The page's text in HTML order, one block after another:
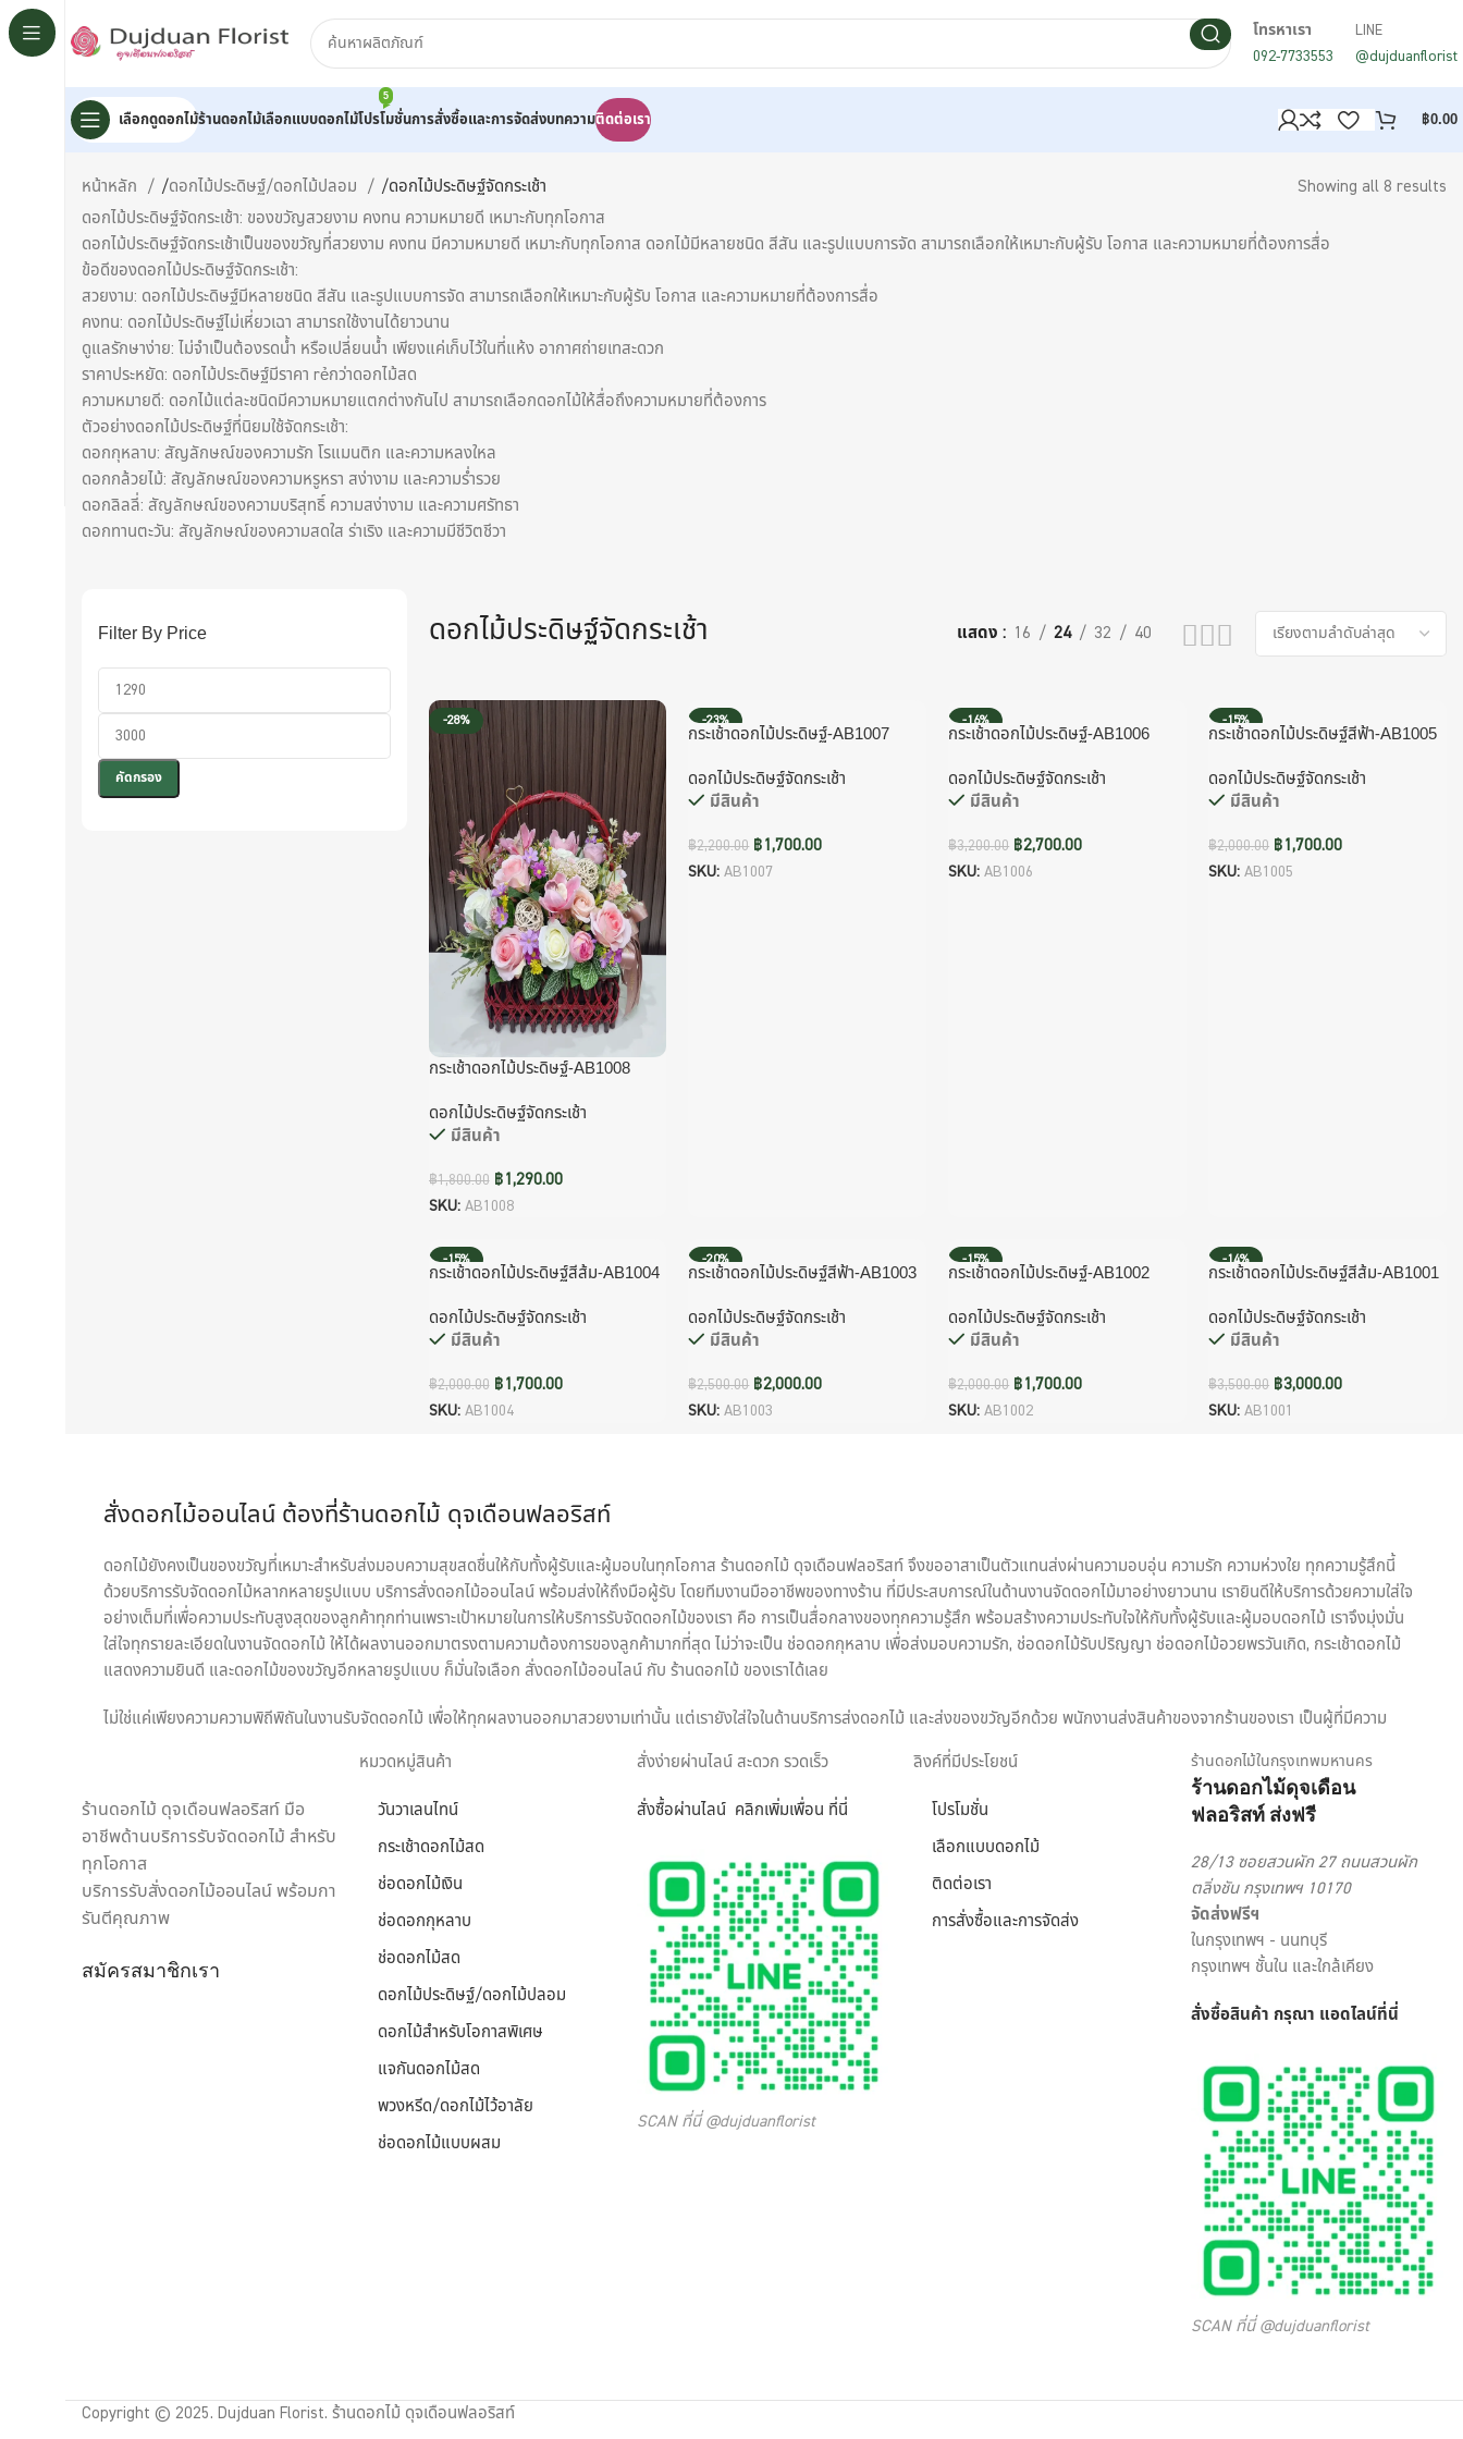
โทรหาเรา
092-7733553
LINE
@dujduanflorist
เลือกดูดอกไม้ร้านดอกไม้เลือกแบบดอกไม้โปรโมชั่น
5
การสั่งซื้อและการจัดส่งบทความติดต่อเรา ฿0.00
หน้าหลัก /ดอกไม้ประดิษฐ์/ดอกไม้ปลอม /ดอกไม้ประดิษฐ์จัดกระเช้า
Showing all 8 results
ดอกไม้ประดิษฐ์จัดกระเช้า: ของขวัญสวยงาม คงทน ความหมายดี เหมาะกับทุกโอกาส
ดอกไม้ประดิษฐ์จัดกระเช้าเป็นของขวัญที่สวยงาม คงทน มีความหมายดี เหมาะกับทุกโอกาส ดอกไม้มีหลายชนิด สีสัน และรูปแบบการจัด สามารถเลือกให้เหมาะกับผู้รับ โอกาส และความหมายที่ต้องการสื่อ
ข้อดีของดอกไม้ประดิษฐ์จัดกระเช้า:
สวยงาม: ดอกไม้ประดิษฐ์มีหลายชนิด สีสัน และรูปแบบการจัด สามารถเลือกให้เหมาะกับผู้รับ โอกาส และความหมายที่ต้องการสื่อ
คงทน: ดอกไม้ประดิษฐ์ไม่เหี่ยวเฉา สามารถใช้งานได้ยาวนาน
ดูแลรักษาง่าย: ไม่จำเป็นต้องรดน้ำ หรือเปลี่ยนน้ำ เพียงแค่เก็บไว้ในที่แห้ง อากาศถ่ายเทสะดวก
ราคาประหยัด: ดอกไม้ประดิษฐ์มีราคา rẻกว่าดอกไม้สด
ความหมายดี: ดอกไม้แต่ละชนิดมีความหมายแตกต่างกันไป สามารถเลือกดอกไม้ให้สื่อถึงความหมายที่ต้องการ
ตัวอย่างดอกไม้ประดิษฐ์ที่นิยมใช้จัดกระเช้า:
ดอกกุหลาบ: สัญลักษณ์ของความรัก โรแมนติก และความหลงใหล
ดอกกล้วยไม้: สัญลักษณ์ของความหรูหรา สง่างาม และความร่ำรวย
ดอกลิลลี่: สัญลักษณ์ของความบริสุทธิ์ ความสง่างาม และความศรัทธา
ดอกทานตะวัน: สัญลักษณ์ของความสดใส ร่าเริง และความมีชีวิตชีวา
Filter By Price
คัดกรอง
ดอกไม้ประดิษฐ์จัดกระเช้า แสดง 16 24 32 40
-28%
กระเช้าดอกไม้ประดิษฐ์-AB1008
ดอกไม้ประดิษฐ์จัดกระเช้า
มีสินค้า
฿1,800.00 ฿ 1,290.00
SKU: AB1008
-23%
กระเช้าดอกไม้ประดิษฐ์-AB1007
ดอกไม้ประดิษฐ์จัดกระเช้า
มีสินค้า
฿2,200.00 ฿ 1,700.00
SKU:AB1007
-16%
กระเช้าดอกไม้ประดิษฐ์-AB1006
ดอกไม้ประดิษฐ์จัดกระเช้า
มีสินค้า
฿3,200.00 ฿2,700.00
SKU:AB1006
-15%
กระเช้าดอกไม้ประดิษฐ์สีฟ้า-AB1005
ดอกไม้ประดิษฐ์จัดกระเช้า
มีสินค้า
฿2,000.00 ฿ 1,700.00
SKU:AB1005
-15%
กระเช้าดอกไม้ประดิษฐ์สีส้ม-AB1004
ดอกไม้ประดิษฐ์จัดกระเช้า
มีสินค้า
฿2,000.00 ฿ 1,700.00
SKU: AB1004
-20%
กระเช้าดอกไม้ประดิษฐ์สีฟ้า-AB1003
ดอกไม้ประดิษฐ์จัดกระเช้า
มีสินค้า
฿2,500.00 ฿2,000.00
SKU:AB1003
-15%
กระเช้าดอกไม้ประดิษฐ์-AB1002
ดอกไม้ประดิษฐ์จัดกระเช้า
มีสินค้า
฿2,000.00 ฿ 1,700.00
SKU:AB1002
-14%
กระเช้าดอกไม้ประดิษฐ์สีส้ม-AB1001
ดอกไม้ประดิษฐ์จัดกระเช้า
มีสินค้า
฿3,500.00 ฿3,000.00
SKU:AB1001
สั่งดอกไม้ออนไลน์ ต้องที่ร้านดอกไม้ ดุจเดือนฟลอริสท์
ดอกไม้ยังคงเป็นของขวัญที่เหมาะสำหรับส่งมอบความสุขสดชื่นให้กับทั้งผู้รับและผู้มอบในทุกโอกาส ร้านดอกไม้ ดุจเดือนฟลอริสท์ จึงขออาสาเป็นตัวแทนส่งผ่านความอบอุ่น ความรัก ความห่วงใย ทุกความรู้สึกนี้
ด้วยบริการรับจัดดอกไม้หลากหลายรูปแบบ บริการสั่งดอกไม้ออนไลน์ พร้อมส่งให้ถึงมือผู้รับ โดยทีมงานมืออาชีพของทางร้าน ที่มีประสบการณ์ในด้านงานจัดดอกไม้มาอย่างยาวนาน เรายินดีให้บริการด้วยความใส่ใจ
อย่างเต็มที่เพื่อความประทับสูงสุดของลูกค้าทุกท่านเพราะเป้าหมายในการให้บริการรับจัดดอกไม้ของเรา คือ การเป็นสื่อกลางของทุกความรู้สึก พร้อมสร้างความประทับใจให้กับทั้งผู้รับและผู้มอบดอกไม้ เราจึงมุ่งมั่น
ใส่ใจทุกรายละเอียดในงานจัดดอกไม้ ให้ได้ผลงานออกมาตรงตามความต้องการของลูกค้ามากที่สุด ไม่ว่าจะเป็น ช่อดอกกุหลาบ เพื่อส่งมอบความรัก, ช่อดอกไม้รับปริญญา ช่อดอกไม้อวยพรวันเกิด, กระเช้าดอกไม้
แสดงความยินดี และดอกไม้ของขวัญอีกหลายรูปแบบ ก็มั่นใจเลือก สั่งดอกไม้ออนไลน์ กับ ร้านดอกไม้ ของเราได้เลย
ไม่ใช่แค่เพียงความความพิถีพิถันในงานรับจัดดอกไม้ เพื่อให้ทุกผลงานออกมาสวยงามเท่านั้น แต่เรายังใส่ใจในด้านบริการส่งดอกไม้ และส่งของขวัญอีกด้วย พนักงานส่งสินค้าของจากร้านของเรา เป็นผู้ที่มีความ
เราพร้อมรังสรรค์สินค้าตามความต้องการของคุณ โดยลูกค้าสามารถเลือกสั่งดอกไม้และรูปแบบการจัดดอกไม้ได้อย่างเต็มที่ ทีมงานจาก ร้านดอกไม้ออนไลน์ ดุจเดือน ฟลอริสท์ ยินดีให้คำปรึกษาแนะนำเรื่องการส่ง
ของขวัญ ประเภทดอกไม้ เพื่อสร้างความประทับใจให้กับผู้รับมากที่สุด ไม่ว่าจะเป็นโอกาสพิเศษ งานเทศกาล หรือวันสำคัญใด นึกถึงงานรับจัดดอกไม้จากมืออาชีพ มากประสบการณ์ ต้องเลือกสั่งดอกไม้ออนไลน์ กับ
“ดุจเดือน ฟลอริสท์” เท่านั้น เราไม่ทำให้คุณผิดหวังแน่นอน
ร้านดอกไม้ ดุจเดือนฟลอริสท์ มือ
อาชีพด้านบริการรับจัดดอกไม้ สำหรับ
ทุกโอกาส
บริการรับสั่งดอกไม้ออนไลน์ พร้อมกา
รันตีคุณภาพ
สมัครสมาชิกเรา
หมวดหมู่สินค้า
วันวาเลนไทน์
กระเช้าดอกไม้สด
ช่อดอกไม้เงิน
ช่อดอกกุหลาบ
ช่อดอกไม้สด
ดอกไม้ประดิษฐ์/ดอกไม้ปลอม
ดอกไม้สำหรับโอกาสพิเศษ
แจกันดอกไม้สด
พวงหรีด/ดอกไม้ไว้อาลัย
ช่อดอกไม้แบบผสม
สั่งง่ายผ่านไลน์ สะดวก รวดเร็ว
สั่งซื้อผ่านไลน์ คลิกเพิ่มเพอน ที่นี่
SCAN ที่นี่ @dujduanflorist
ลิงค์ที่มีประโยชน์
โปรโมชั่น
เลือกแบบดอกไม้
ติดต่อเรา
การสั่งซื้อและการจัดส่ง
ร้านดอกไม้ในกรุงเทพมหานคร
ร้านดอกไม้ดุจเดือน
ฟลอริสท์ ส่งฟรี
28/13 ซอยสวนผัก 27 ถนนสวนผัก
ตลิ่งชัน กรุงเทพฯ 10170
จัดส่งฟรีฯ
ในกรุงเทพฯ - นนทบุรี
กรุงเทพฯ ชั้นใน และใกล้เคียง
สั่งซื้อสินค้า กรุณา แอดไลน์ที่นี่
SCAN ที่นี่ @dujduanflorist
Copyright © 2025. Dujduan Florist. ร้านดอกไม้ ดุจเดือนฟลอริสท์